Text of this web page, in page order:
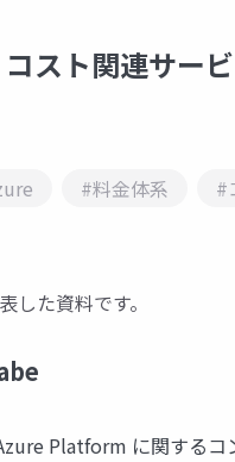
スト関連サー
#料金体系 #
た資料です。
Platform に関する